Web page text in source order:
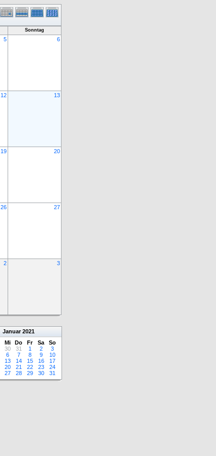
Sonntag
5 6
12 13
19 20
26 27
2 3
Januar 2021
Mi Do Fr Sa
So
30 31 1 2
3
6 7 8 9
10
13 14 15 16
17
20 21 22 23
24
27 28 29 30 31